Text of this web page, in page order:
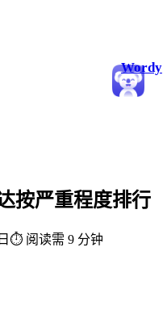
Wordy
按严重程度排行
⏱ 阅读需 9 分钟